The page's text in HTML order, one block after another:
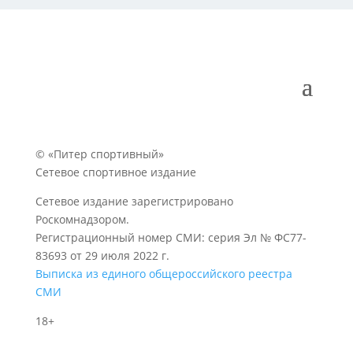
© «Питер спортивный»
Сетевое спортивное издание
Сетевое издание зарегистрировано
Роскомнадзором.
Регистрационный номер СМИ: серия Эл № ФС77-
83693 от 29 июля 2022 г.
Выписка из единого общероссийского реестра
СМИ
18+